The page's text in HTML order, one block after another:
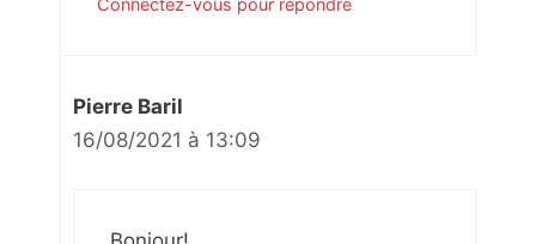
Connectez-vous pour répondre
Pierre Baril
16/08/2021 à 13:09